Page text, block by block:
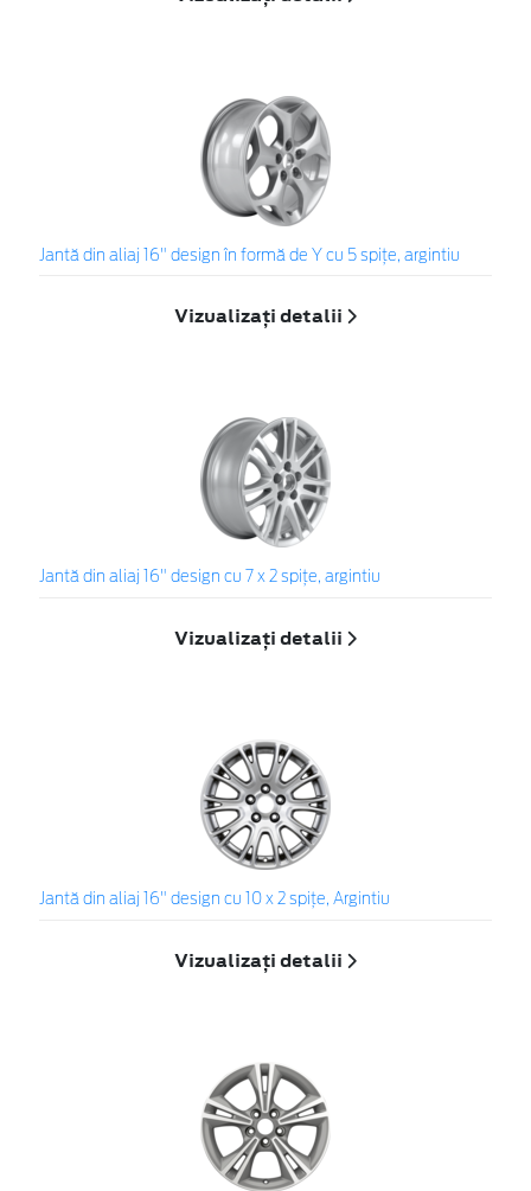
Jantă din aliaj 16" design în formă de Y cu 5 spiţe, argintiu
Vizualizați detalii
Jantă din aliaj 16" design cu 7 x 2 spiţe, argintiu
Vizualizați detalii
Jantă din aliaj 16" design cu 10 x 2 spiţe, Argintiu
Vizualizați detalii